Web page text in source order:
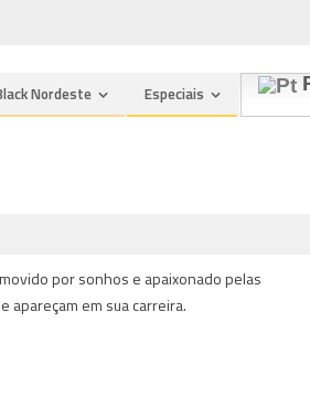
Nordeste Especiais
por sonhos e apaixonado pelas
apareçam em sua carreira.